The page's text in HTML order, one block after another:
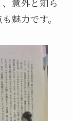
意外と知ら
魅力です。